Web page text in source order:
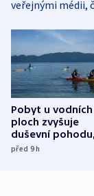
veřejnými médii,
Pobyt u vodních
ploch zvyšuje
duševní pohodu,
ukázala
před 9h